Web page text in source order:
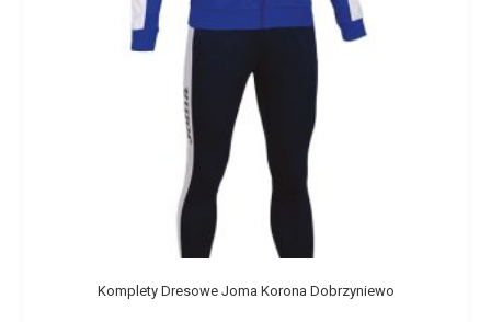
Komplety Dresowe Joma Korona Dobrzyniewo